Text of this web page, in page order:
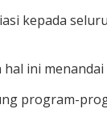
kepada
ini
program-